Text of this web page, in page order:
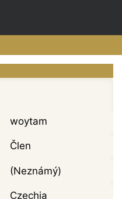
woytam
Člen
(Neznámý)
Czechia